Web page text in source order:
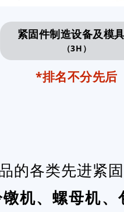
紧固件制造设备及模
（3H）
*排名不分先后
的各类先进紧
机、螺母机